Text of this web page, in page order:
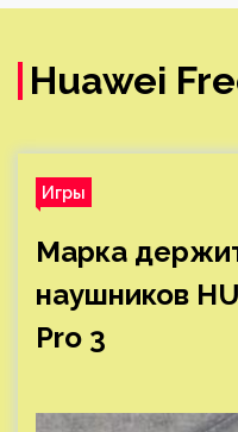
Huawei
Игры
Марка
наушников
Pro 3